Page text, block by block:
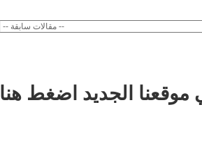
الجديد اضغط هنا